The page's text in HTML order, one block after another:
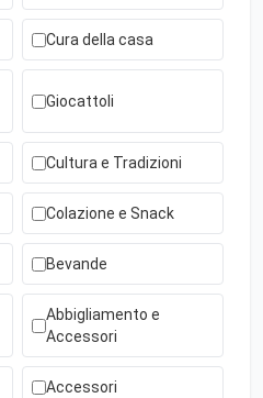
Cura della casa
Giocattoli
Cultura e Tradizioni
Colazione e Snack
Bevande
Abbigliamento e
Accessori
Accessori